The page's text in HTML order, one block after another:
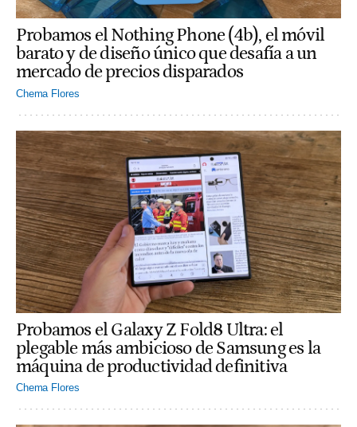
Probamos el Nothing Phone (4b), el móvil
barato y de diseño único que desafía a un
mercado de precios disparados
Chema Flores
Probamos el Galaxy Z Fold8 Ultra: el
plegable más ambicioso de Samsung es la
máquina de productividad definitiva
Chema Flores